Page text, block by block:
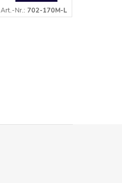
Art.-Nr.: 702-170M-L